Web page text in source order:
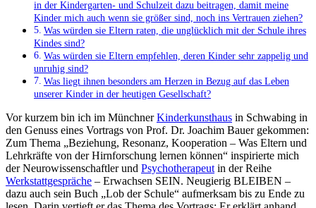
in der Kindergarten- und Schulzeit dazu beitragen, damit meine
Kinder mich auch wenn sie größer sind, noch ins Vertrauen ziehen?
Was würden sie Eltern raten, die unglücklich mit der Schule ihres
Kindes sind?
Was würden sie Eltern empfehlen, deren Kinder sehr zappelig und
unruhig sind?
Was liegt ihnen besonders am Herzen in Bezug auf das Leben
unserer Kinder in der heutigen Gesellschaft?
Vor kurzem bin ich im MünchnerKinderkunsthaus in Schwabing in
den Genuss eines Vortrags von Prof. Dr. Joachim Bauer gekommen:
Zum Thema „Beziehung, Resonanz, Kooperation – Was Eltern und
Lehrkräfte von der Hirnforschung lernen können“ inspirierte mich
der Neurowissenschaftler und Psychotherapeut in der Reihe
Werkstattgespräche – Erwachsen SEIN. Neugierig BLEIBEN –
dazu auch sein Buch „Lob der Schule“ aufmerksam bis zu Ende zu